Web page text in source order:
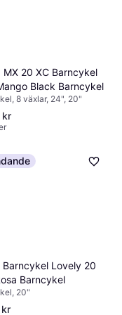
MX 20 XC Barncykel
Black Barncykel
8 växlar, 24", 20"
kr
Barncykel Lovely 20
Barncykel
20"